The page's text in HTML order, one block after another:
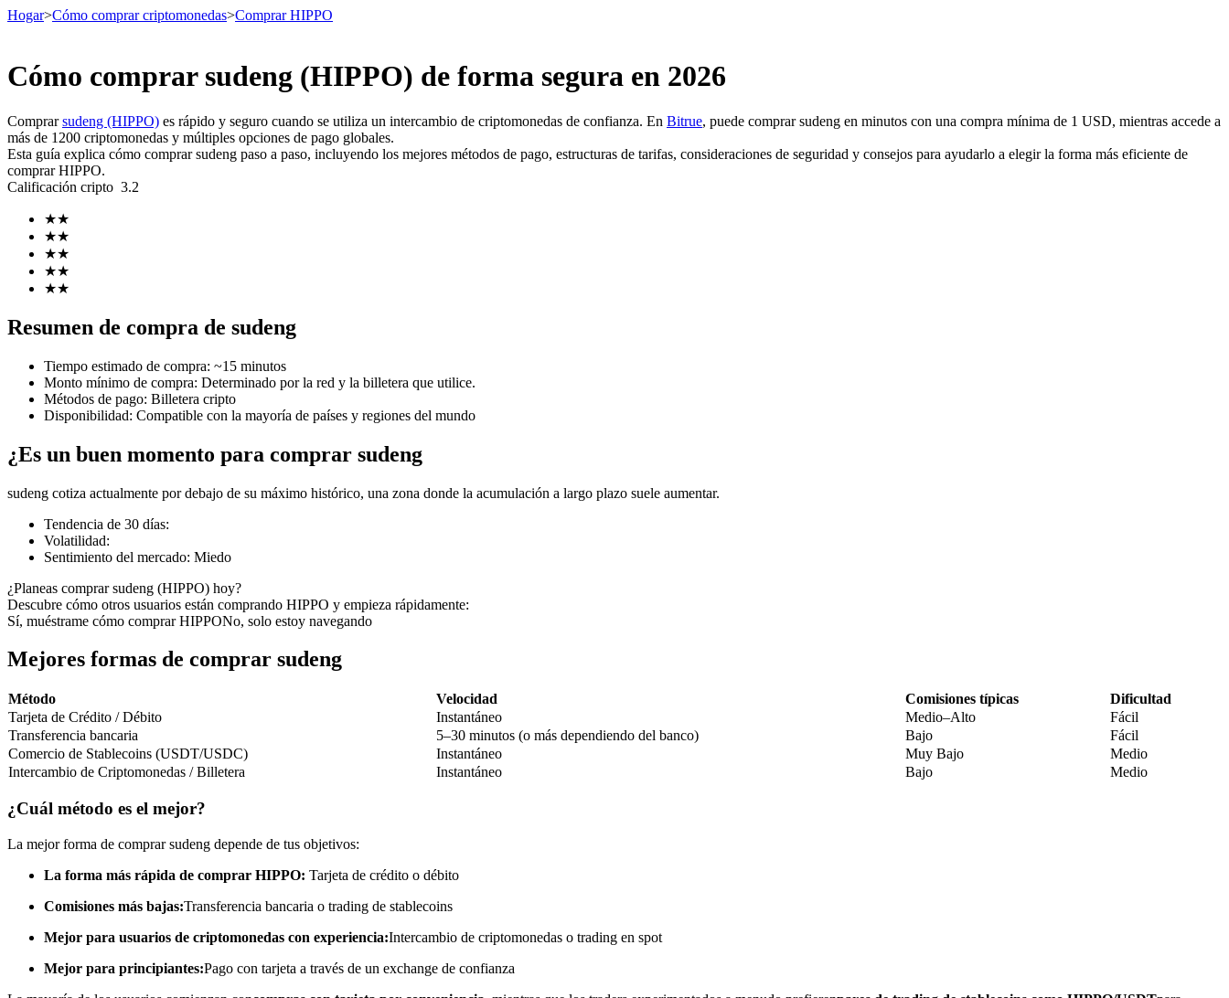
Futuros
Futuros del USDT
Futuros COIN-M
Futuros de criptomonedas
TradFi
Derivados de acciones, divisas, metales preciosos y materias primas
Futuros del USDC
Futuros que utilizan USDC como garantía
Hogar>Cómo comprar criptomonedas>Comprar HIPPO
Cómo comprar sudeng (HIPPO) de forma segura en 2026
Comprarsudeng (HIPPO) es rápido y seguro cuando se utiliza un intercambio de criptomonedas de confianza. En Bitrue, puede comprar sudeng en minutos con una compra mínima de 1 USD, mientras accede a
más de 1200 criptomonedas y múltiples opciones de pago globales.
Esta guía explica cómo comprar sudeng paso a paso, incluyendo los mejores métodos de pago, estructuras de tarifas, consideraciones de seguridad y consejos para ayudarlo a elegir la forma más eficiente de
comprar HIPPO.
Calificación cripto 3.2
★★
★★
★★
★★
★★
Resumen de compra de sudeng
Tiempo estimado de compra: ~15 minutos
Monto mínimo de compra: Determinado por la red y la billetera que utilice.
Métodos de pago: Billetera cripto
Disponibilidad: Compatible con la mayoría de países y regiones del mundo
¿Es un buen momento para comprar sudeng
sudeng cotiza actualmente por debajo de su máximo histórico, una zona donde la acumulación a largo plazo suele aumentar.
Tendencia de 30 días:
Volatilidad:
Sentimiento del mercado: Miedo
¿Planeas comprar sudeng (HIPPO) hoy?
Descubre cómo otros usuarios están comprando HIPPO y empieza rápidamente:
Sí, muéstrame cómo comprar HIPPONo, solo estoy navegando
Mejores formas de comprar sudeng
Método Velocidad Comisiones típicas
Dificultad
Tarjeta de Crédito / Débito
Instantáneo Medio–Alto
Fácil
Transferencia bancaria
5–30 minutos (o más dependiendo del banco) Bajo
Fácil
Comercio de Stablecoins (USDT/USDC)
Instantáneo Muy Bajo
Medio
Intercambio de Criptomonedas / Billetera
Instantáneo Bajo Medio
¿Cuál método es el mejor?
La mejor forma de comprar sudeng depende de tus objetivos:
La forma más rápida de comprar HIPPO: Tarjeta de crédito o débito
Comisiones más bajas:Transferencia bancaria o trading de stablecoins
Mejor para usuarios de criptomonedas con experiencia:Intercambio de criptomonedas o trading en spot
Mejor para principiantes:Pago con tarjeta a través de un exchange de confianza